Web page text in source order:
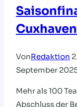
Cuxhaven
VonRedaktion
September
Mehr als 100
Abschluss der